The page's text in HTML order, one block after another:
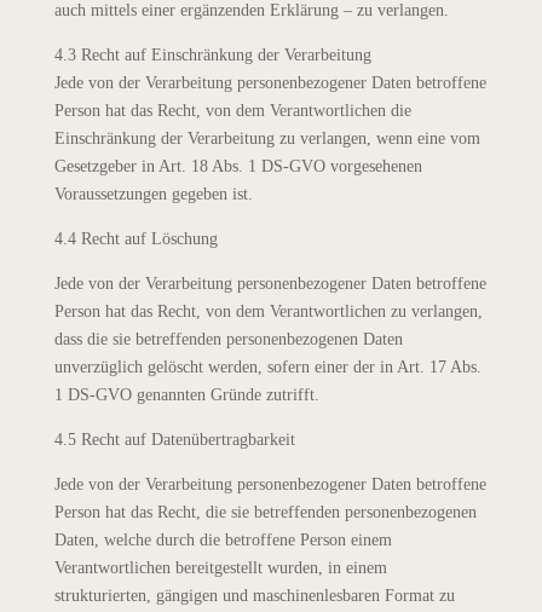
auch mittels einer ergänzenden Erklärung – zu verlangen.
4.3 Recht auf Einschränkung der Verarbeitung
Jede von der Verarbeitung personenbezogener Daten betroffene
Person hat das Recht, von dem Verantwortlichen die
Einschränkung der Verarbeitung zu verlangen, wenn eine vom
Gesetzgeber in Art. 18 Abs. 1 DS-GVO vorgesehenen
Voraussetzungen gegeben ist.
4.4 Recht auf Löschung
Jede von der Verarbeitung personenbezogener Daten betroffene
Person hat das Recht, von dem Verantwortlichen zu verlangen,
dass die sie betreffenden personenbezogenen Daten
unverzüglich gelöscht werden, sofern einer der in Art. 17 Abs.
1 DS-GVO genannten Gründe zutrifft.
4.5 Recht auf Datenübertragbarkeit
Jede von der Verarbeitung personenbezogener Daten betroffene
Person hat das Recht, die sie betreffenden personenbezogenen
Daten, welche durch die betroffene Person einem
Verantwortlichen bereitgestellt wurden, in einem
strukturierten, gängigen und maschinenlesbaren Format zu